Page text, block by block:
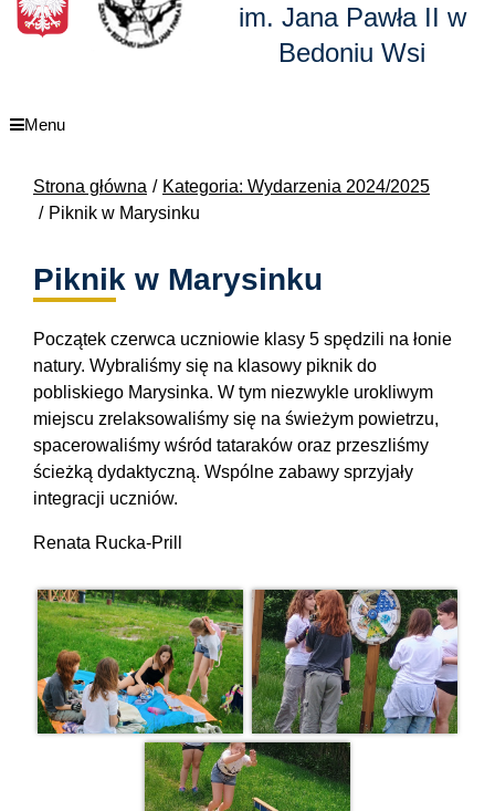
im. Jana Pawła II w
Bedoniu Wsi
Menu
Strona główna
Kategoria: Wydarzenia 2024/2025
Piknik w Marysinku
Piknik w Marysinku
Początek czerwca uczniowie klasy 5 spędzili na łonie
natury. Wybraliśmy się na klasowy piknik do
pobliskiego Marysinka. W tym niezwykle urokliwym
miejscu zrelaksowaliśmy się na świeżym powietrzu,
spacerowaliśmy wśród tataraków oraz przeszliśmy
ścieżką dydaktyczną. Wspólne zabawy sprzyjały
integracji uczniów.
Renata Rucka-Prill